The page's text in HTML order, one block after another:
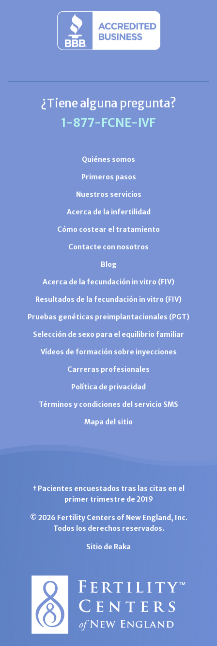
¿Tiene alguna pregunta?
1-877-FCNE-IVF
Quiénes somos
Primeros pasos
Nuestros servicios
Acerca de la infertilidad
Cómo costear el tratamiento
Contacte con nosotros
Blog
Acerca de la fecundación in vitro (FIV)
Resultados de la fecundación in vitro (FIV)
Pruebas genéticas preimplantacionales (PGT)
Selección de sexo para el equilibrio familiar
Vídeos de formación sobre inyecciones
Carreras profesionales
Política de privacidad
Términos y condiciones del servicio SMS
Mapa del sitio
† Pacientes encuestados tras las citas en el
primer trimestre de 2019
© 2026 Fertility Centers of New England, Inc.
Todos los derechos reservados.
Sitio de Raka